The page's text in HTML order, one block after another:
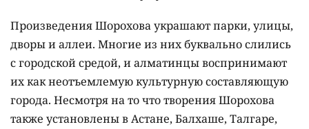
Произведения Шорохова украшают парки, улицы,
дворы и аллеи. Многие из них буквально слились
с городской средой, и алматинцы воспринимают
их как неотъемлемую культурную составляющую
города. Несмотря на то что творения Шорохова
также установлены в Астане, Балхаше, Талгаре,